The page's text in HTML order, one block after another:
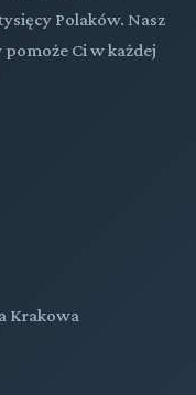
Polaków. Nasz
Ci w każdej
Krakowa